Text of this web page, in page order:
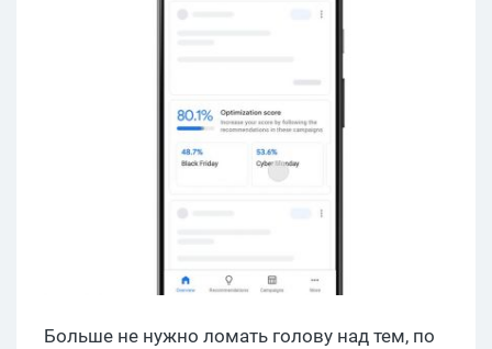
Больше не нужно ломать голову над тем, по